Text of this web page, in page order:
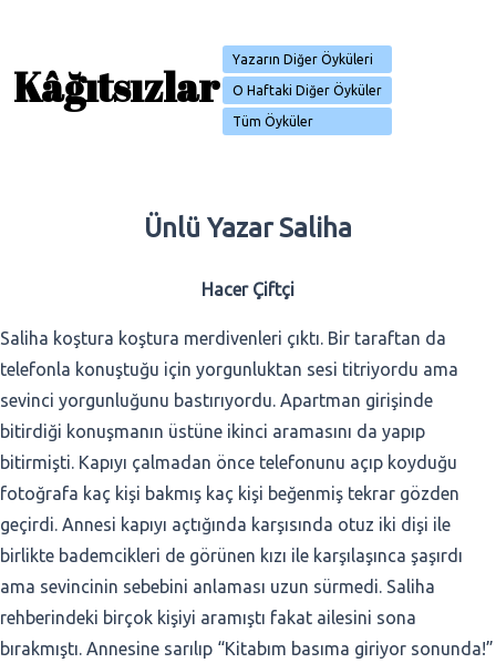
Kâğıtsızlar
Yazarın Diğer Öyküleri
O Haftaki Diğer Öyküler
Tüm Öyküler
Ünlü Yazar Saliha
Hacer Çiftçi
Saliha koştura koştura merdivenleri çıktı. Bir taraftan da
telefonla konuştuğu için yorgunluktan sesi titriyordu ama
sevinci yorgunluğunu bastırıyordu. Apartman girişinde
bitirdiği konuşmanın üstüne ikinci aramasını da yapıp
bitirmişti. Kapıyı çalmadan önce telefonunu açıp koyduğu
fotoğrafa kaç kişi bakmış kaç kişi beğenmiş tekrar gözden
geçirdi. Annesi kapıyı açtığında karşısında otuz iki dişi ile
birlikte bademcikleri de görünen kızı ile karşılaşınca şaşırdı
ama sevincinin sebebini anlaması uzun sürmedi. Saliha
rehberindeki birçok kişiyi aramıştı fakat ailesini sona
bırakmıştı. Annesine sarılıp “Kitabım basıma giriyor sonunda!”